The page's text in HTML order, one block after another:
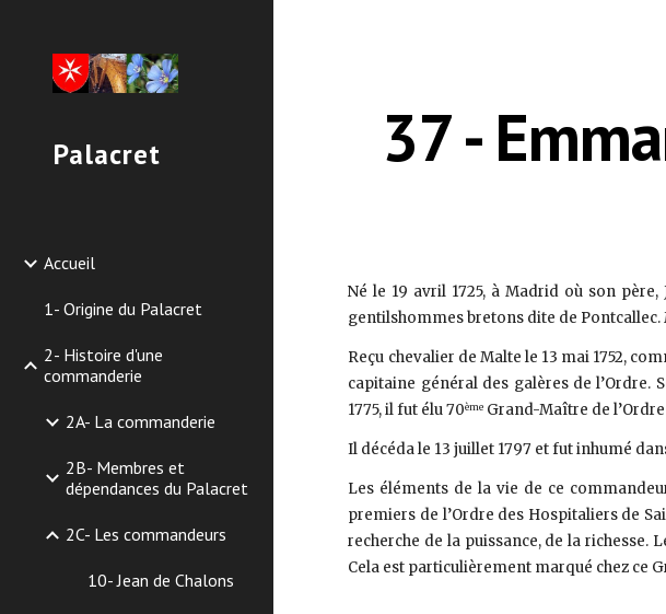
Palacret
Accueil
1- Origine du Palacret
2- Histoire d'une
commanderie
2A- La commanderie
2B- Membres et
dépendances du Palacret
2C- Les commandeurs
10- Jean de Chalons
37 -
Né le 19 avril 1725, à Madrid où son
gentilshommes bretons dite de Pontcallec.
Reçu chevalier de Malte le 13 mai 1752,
capitaine général des galères de l’Ordre.
1775, il fut élu 70ème Grand-Maître de
Il décéda le 13 juillet 1797 et fut inhumé
Les éléments de la vie de ce
premiers de l’Ordre des Hospitaliers de
recherche de la puissance, de la richesse.
Cela est particulièrement marqué chez ce